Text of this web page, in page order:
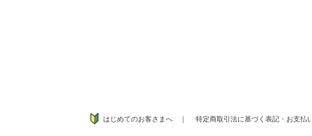
はじめてのお客さまへ ｜ 特定商取引法に基づく表記 ・ お支払